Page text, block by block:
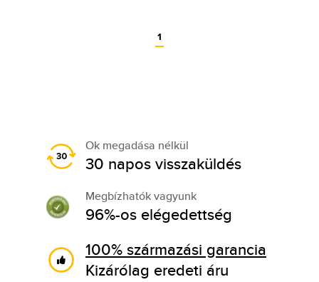
1
Ok megadása nélkül
30 napos visszaküldés
Megbízhatók vagyunk
96%-os elégedettség
100% származási garancia
Kizárólag eredeti áru